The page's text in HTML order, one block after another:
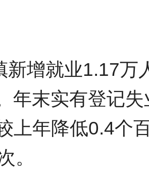
新增就业1.17万
年末实有登记
上年降低0.4个
。